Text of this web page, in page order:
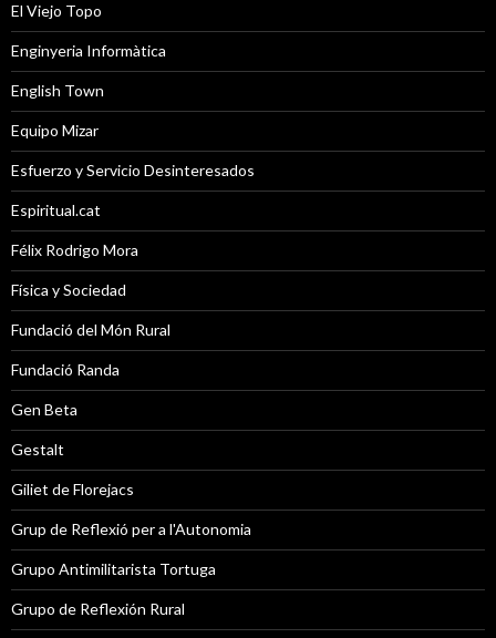
El Viejo Topo
Enginyeria Informàtica
English Town
Equipo Mizar
Esfuerzo y Servicio Desinteresados
Espiritual.cat
Félix Rodrigo Mora
Física y Sociedad
Fundació del Món Rural
Fundació Randa
Gen Beta
Gestalt
Giliet de Florejacs
Grup de Reflexió per a l'Autonomia
Grupo Antimilitarista Tortuga
Grupo de Reflexión Rural